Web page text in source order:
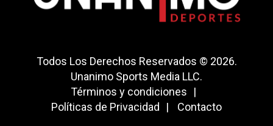
Todos Los Derechos Reservados © 2026.
Unanimo Sports Media LLC.
Términos y condiciones
Políticas de Privacidad
Contacto